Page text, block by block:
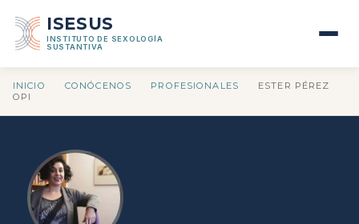
ISESUS
INSTITUTO DE SEXOLOGÍA
SUSTANTIVA
INICIO CONÓCENOS PROFESIONALES
ESTER PÉREZ
OPI